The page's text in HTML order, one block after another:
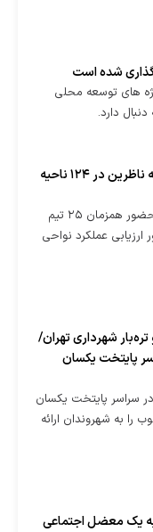
های توسعه محلی
دارد.
برگزاری مانور بزرگ و همزمان تیم‌های شبکه ناظرین در ۱۲۴ ناحیه
دبیر شبکه ناظرین مردمی شهرداری تهران از حضور همزمان ۲۵ تیم
به منظور ارزیابی عملکرد نواحی
شهرداری تهران/
پایتخت یکسان
سراسر پایتخت یکسان
به شهروندان ارائه
به یک معضل اجتماعی